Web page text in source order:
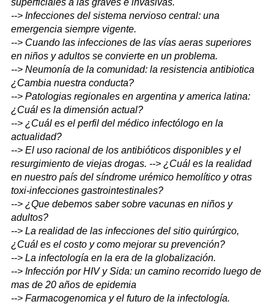
superficiales a las graves e invasivas.
--> Infecciones del sistema nervioso central: una
emergencia siempre vigente.
--> Cuando las infecciones de las vías aeras superiores
en niños y adultos se convierte en un problema.
--> Neumonía de la comunidad: la resistencia antibiotica
¿Cambia nuestra conducta?
--> Patologias regionales en argentina y america latina:
¿Cuál es la dimensión actual?
--> ¿Cuál es el perfil del médico infectólogo en la
actualidad?
--> El uso racional de los antibióticos disponibles y el
resurgimiento de viejas drogas. --> ¿Cuál es la realidad
en nuestro país del síndrome urémico hemolítico y otras
toxi-infecciones gastrointestinales?
--> ¿Que debemos saber sobre vacunas en niños y
adultos?
--> La realidad de las infecciones del sitio quirúrgico,
¿Cuál es el costo y como mejorar su prevención?
--> La infectología en la era de la globalización.
--> Infección por HIV y Sida: un camino recorrido luego de
mas de 20 años de epidemia
--> Farmacogenomica y el futuro de la infectología.